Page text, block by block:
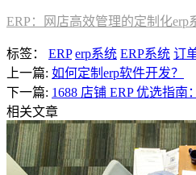
ERP：网店高效管理的定制化erp
标签： ERP erp系统 ERP系统 订
上一篇: 如何定制erp软件开发？
下一篇: 1688 店铺 ERP 优选指南
相关文章